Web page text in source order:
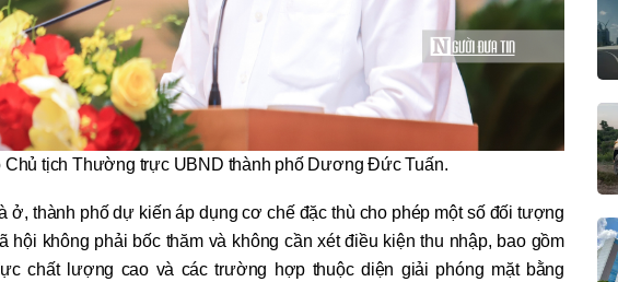
Chủ tịch Thường trực UBND thành phố Dương Đức Tuấn.
ở, thành phố dự kiến áp dụng cơ chế đặc thù cho phép một số đối tượng
hội không phải bốc thăm và không cần xét điều kiện thu nhập, bao gồm
chất lượng cao và các trường hợp thuộc diện giải phóng mặt bằng